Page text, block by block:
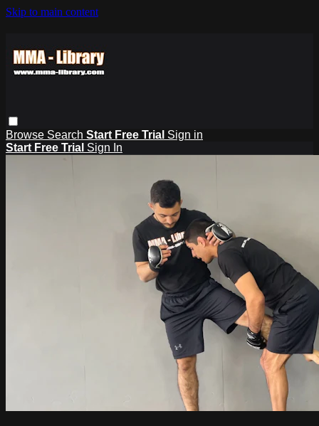
Skip to main content
Browse Search Start Free Trial Sign in
Start Free Trial Sign In